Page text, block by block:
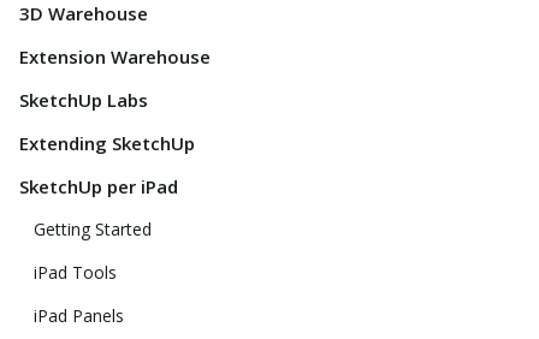
3D Warehouse
Extension Warehouse
SketchUp Labs
Extending SketchUp
SketchUp per iPad
Getting Started
iPad Tools
iPad Panels